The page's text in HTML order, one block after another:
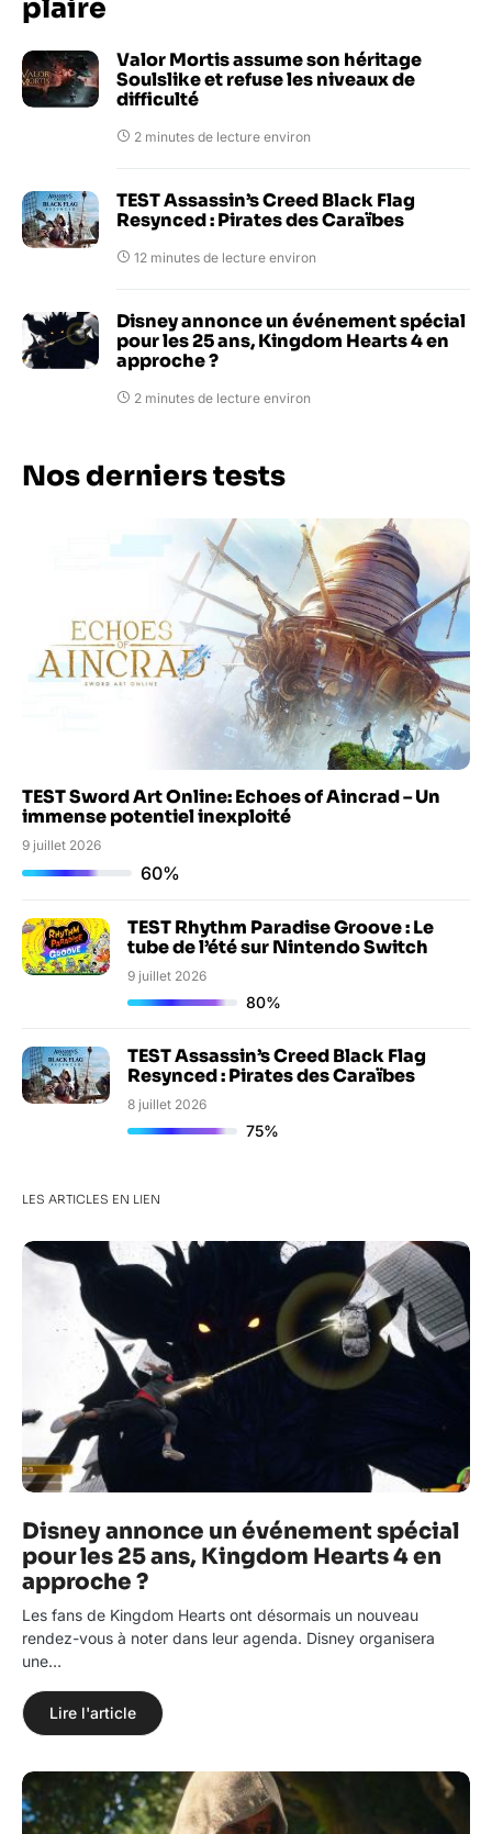
plaire
Valor Mortis assume son héritage
Soulslike et refuse les niveaux de
difficulté
2 minutes de lecture environ
TEST Assassin’s Creed Black Flag
Resynced : Pirates des Caraïbes
12 minutes de lecture environ
Disney annonce un événement spécial
pour les 25 ans, Kingdom Hearts 4 en
approche ?
2 minutes de lecture environ
Nos derniers tests
TEST Sword Art Online: Echoes of Aincrad – Un
immense potentiel inexploité
9 juillet 2026
60%
TEST Rhythm Paradise Groove : Le
tube de l’été sur Nintendo Switch
9 juillet 2026
80%
TEST Assassin’s Creed Black Flag
Resynced : Pirates des Caraïbes
8 juillet 2026
75%
LES ARTICLES EN LIEN
Disney annonce un événement spécial
pour les 25 ans, Kingdom Hearts 4 en
approche ?
Les fans de Kingdom Hearts ont désormais un nouveau
rendez-vous à noter dans leur agenda. Disney organisera
une…
Lire l'article